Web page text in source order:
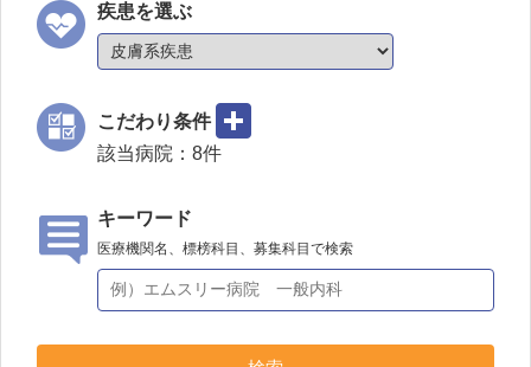
疾患を選ぶ
こだわり条件
該当病院： 8件
キーワード
医療機関名、標榜科目、募集科目で検索